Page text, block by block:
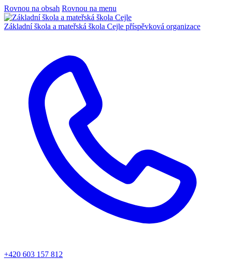
Rovnou na obsah Rovnou na menu
Základní škola a mateřská škola Cejle příspěvková organizace
+420 603 157 812